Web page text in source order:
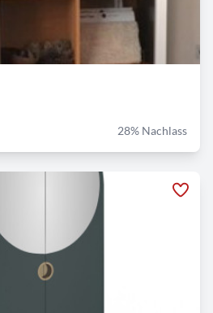
28% Nachlass